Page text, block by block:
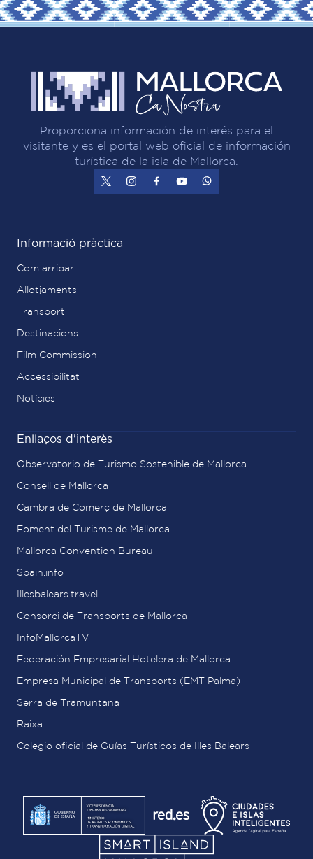
Proporciona información de interés para el
visitante y es el portal web oficial de información
turística de la isla de Mallorca.
Informació pràctica
Com arribar
Allotjaments
Transport
Destinacions
Film Commission
Accessibilitat
Notícies
Enllaços d'interès
Observatorio de Turismo Sostenible de Mallorca
Consell de Mallorca
Cambra de Comerç de Mallorca
Foment del Turisme de Mallorca
Mallorca Convention Bureau
Spain.info
Illesbalears.travel
Consorci de Transports de Mallorca
InfoMallorcaTV
Federación Empresarial Hotelera de Mallorca
Empresa Municipal de Transports (EMT Palma)
Serra de Tramuntana
Raixa
Colegio oficial de Guías Turísticos de Illes Balears